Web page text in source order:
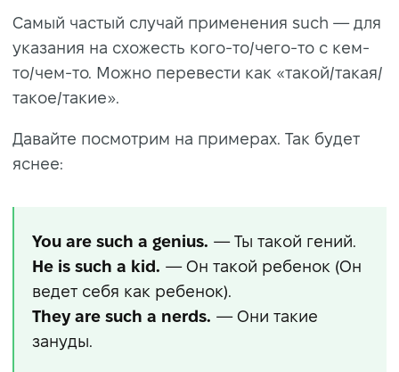
Самый частый случай применения such — для
указания на схожесть кого-то/чего-то с кем-
то/чем-то. Можно перевести как «такой/такая/
такое/такие».
Давайте посмотрим на примерах. Так будет
яснее:
You are such a genius. — Ты такой гений.
He is such a kid. — Он такой ребенок (Он
ведет себя как ребенок).
They are such a nerds. — Они такие
зануды.